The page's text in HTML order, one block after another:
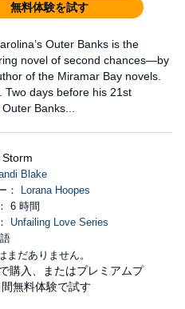
無料体験を試す
Outer Banks is the
novel of second chances—by
of the Miramar Bay novels.
Two days before his 21st
Banks...
Blake
：
Lorana Hoopes
6 時間
Unfailing Love Series
まだありません。
で購入、またはプレミアムプ
無料体験で試す